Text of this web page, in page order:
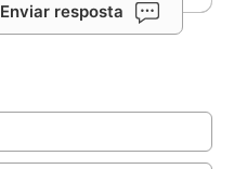
Enviar resposta